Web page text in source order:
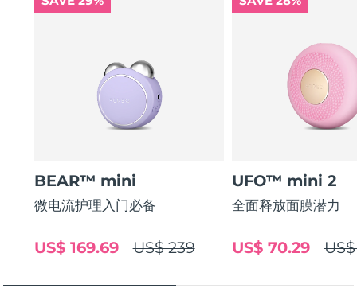
BEAR™ mini
微电流护理入门必备
US$ 239
US$ 169.69
UFO™ mini 2
全面释放面膜潜力
US$ 70.29